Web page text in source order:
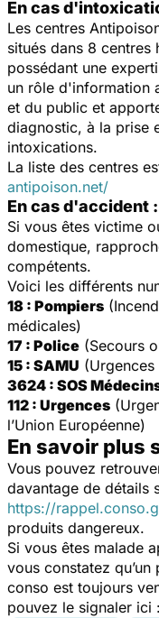
En cas
Les centres
situés dans 8 centres
possédant une
un rôle d'information
et du public et
diagnostic, à la prise
intoxications.
La liste des centres
antipoison.net/
En cas d'accident :
Si vous êtes victime
domestique,
compétents.
Voici les différents
18 : Pompiers
médicales)
17 : Police (Secours
15 : SAMU
3624 : SOS
112 : Urgences
l’Union Européenne)
En savoir plus
Vous pouvez
davantage de détails
https://
produits dangereux.
Si vous êtes malade
vous constatez
conso est toujours
pouvez le signaler ici :